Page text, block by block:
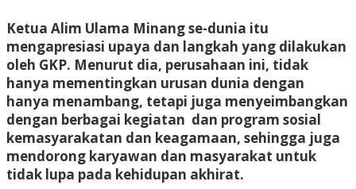
Ketua Alim Ulama Minang se-dunia itu
mengapresiasi upaya dan langkah yang dilakukan
oleh GKP. Menurut dia, perusahaan ini, tidak
hanya mementingkan urusan dunia dengan
hanya menambang, tetapi juga menyeimbangkan
dengan berbagai kegiatan dan program sosial
kemasyarakatan dan keagamaan, sehingga juga
mendorong karyawan dan masyarakat untuk
tidak lupa pada kehidupan akhirat.